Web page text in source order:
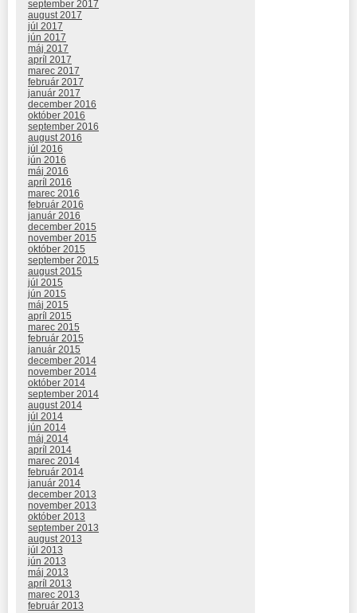
september 2017
august 2017
júl 2017
jún 2017
máj 2017
apríl 2017
marec 2017
február 2017
január 2017
december 2016
október 2016
september 2016
august 2016
júl 2016
jún 2016
máj 2016
apríl 2016
marec 2016
február 2016
január 2016
december 2015
november 2015
október 2015
september 2015
august 2015
júl 2015
jún 2015
máj 2015
apríl 2015
marec 2015
február 2015
január 2015
december 2014
november 2014
október 2014
september 2014
august 2014
júl 2014
jún 2014
máj 2014
apríl 2014
marec 2014
február 2014
január 2014
december 2013
november 2013
október 2013
september 2013
august 2013
júl 2013
jún 2013
máj 2013
apríl 2013
marec 2013
február 2013